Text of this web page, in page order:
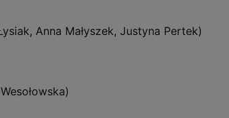
Anna Małyszek, Justyna Pertek)